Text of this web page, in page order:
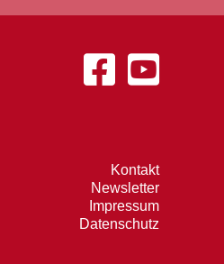
Kontakt
Newsletter
Impressum
Datenschutz